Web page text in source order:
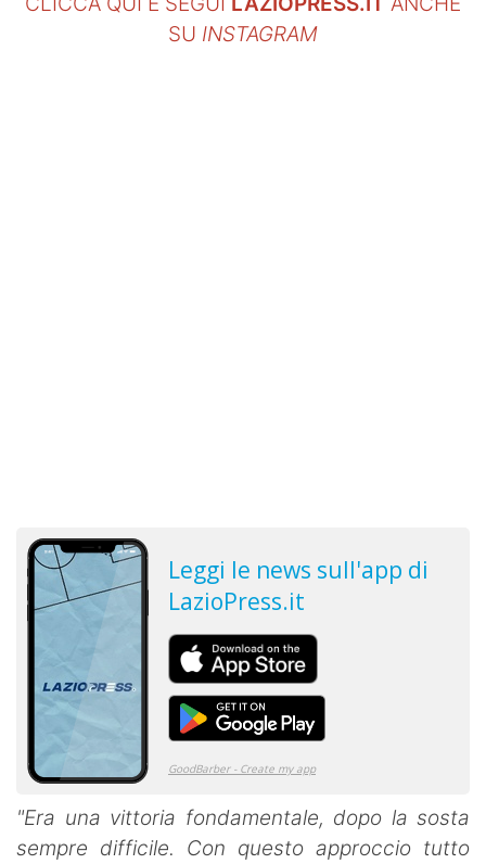
SU INSTAGRAM
"Era una vittoria fondamentale, dopo la sosta
sempre difficile. Con questo approccio tutto